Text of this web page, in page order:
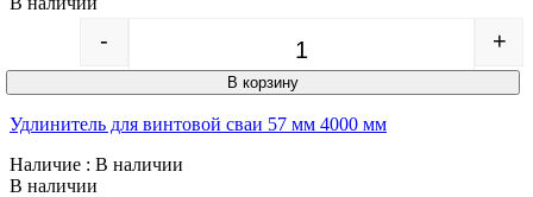
Quantity
- +
В корзину
Удлинитель для винтовой сваи 57 мм 4000 мм
Наличие : В наличии
В наличии